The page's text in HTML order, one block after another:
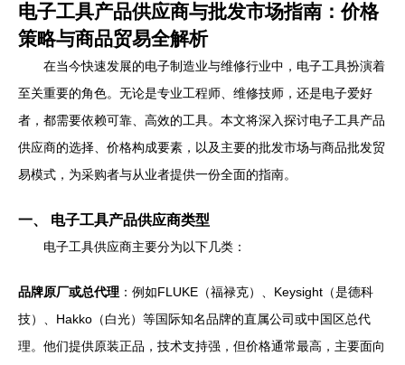
电子工具产品供应商与批发市场指南：价格
策略与商品贸易全解析
在当今快速发展的电子制造业与维修行业中，电子工具扮演着
至关重要的角色。无论是专业工程师、维修技师，还是电子爱好
者，都需要依赖可靠、高效的工具。本文将深入探讨电子工具产品
供应商的选择、价格构成要素，以及主要的批发市场与商品批发贸
易模式，为采购者与从业者提供一份全面的指南。
一、 电子工具产品供应商类型
电子工具供应商主要分为以下几类：
品牌原厂或总代理 ：例如FLUKE（福禄克）、Keysight（是德科
技）、Hakko（白光）等国际知名品牌的直属公司或中国区总代
理。他们提供原装正品，技术支持强，但价格通常最高，主要面向